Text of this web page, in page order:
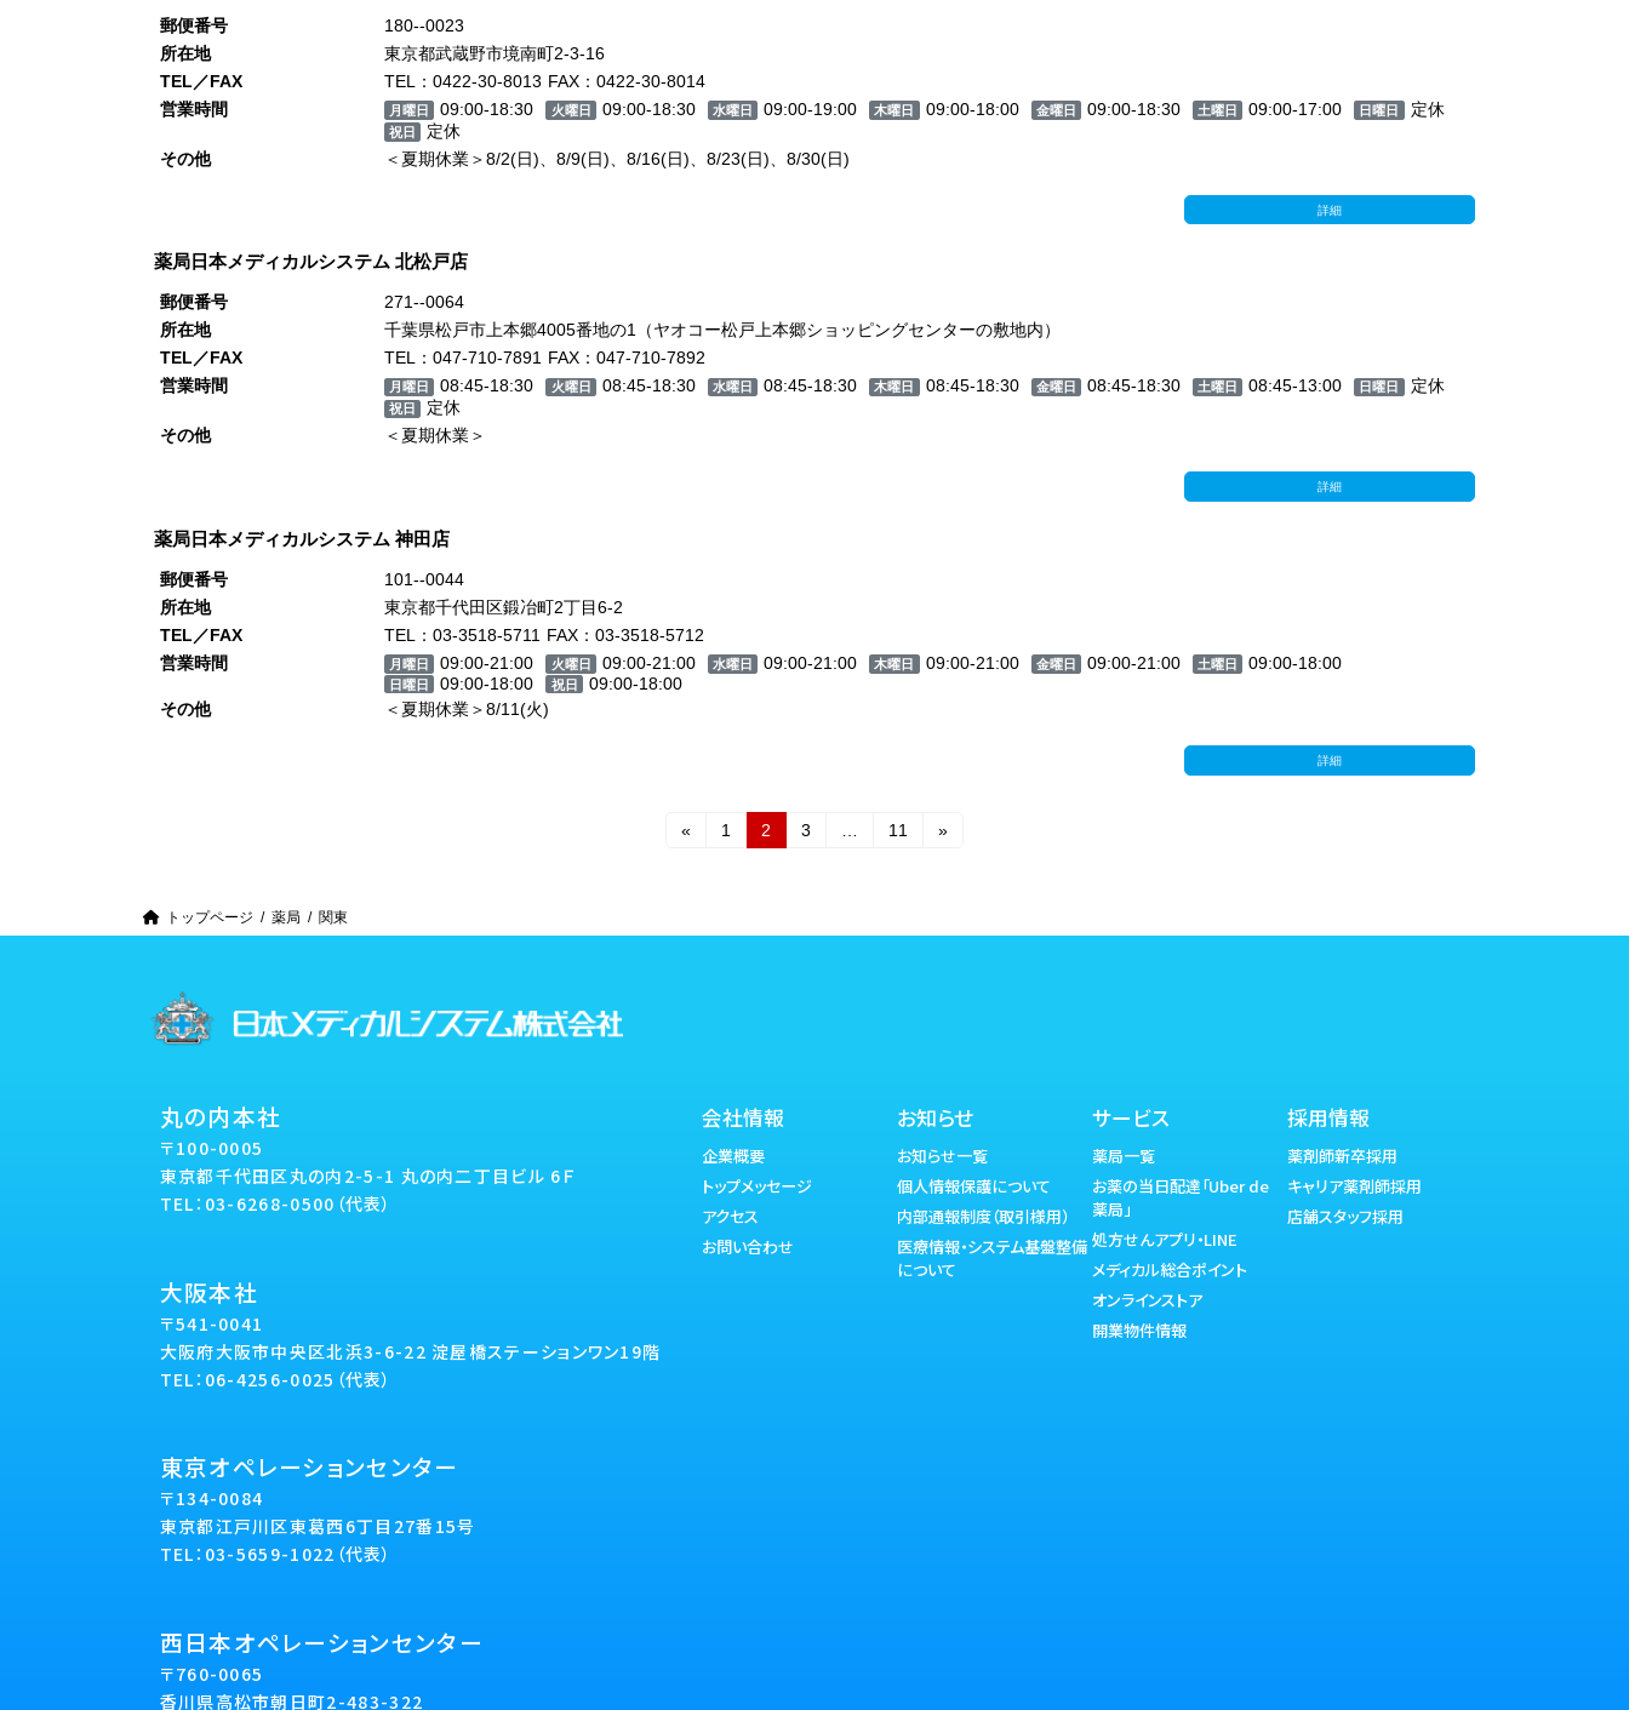
郵便番号
180--0023
所在地
東京都武蔵野市境南町2-3-16
TEL／FAX
TEL：0422-30-8013 FAX：0422-30-8014
営業時間
月曜日 09:00-18:30 火曜日 09:00-18:30 水曜日 09:00-19:00 木曜日 09:00-18:00 金曜日 09:00-18:30 土曜日 09:00-17:00 日曜日 定休
祝日
定休
その他
＜夏期休業＞8/2(日)、8/9(日)、8/16(日)、8/23(日)、8/30(日)
詳細
薬局日本メディカルシステム 北松戸店
郵便番号
271--0064
所在地
千葉県松戸市上本郷4005番地の1（ヤオコー松戸上本郷ショッピングセンターの敷地内）
TEL／FAX
TEL：047-710-7891 FAX：047-710-7892
営業時間
月曜日 08:45-18:30 火曜日 08:45-18:30 水曜日 08:45-18:30 木曜日 08:45-18:30 金曜日 08:45-18:30 土曜日 08:45-13:00 日曜日 定休
祝日
定休
その他
＜夏期休業＞
詳細
薬局日本メディカルシステム 神田店
郵便番号
101--0044
所在地
東京都千代田区鍛冶町2丁目6-2
TEL／FAX
TEL：03-3518-5711 FAX：03-3518-5712
営業時間
月曜日 09:00-21:00 火曜日 09:00-21:00 水曜日 09:00-21:00 木曜日 09:00-21:00 金曜日 09:00-21:00 土曜日 09:00-18:00
日曜日 09:00-18:00 祝日
09:00-18:00
その他
＜夏期休業＞8/11(火)
詳細
ペ
ー
り
«
固1
固
定
2
固
3
固
11 »
トップページ 薬局 関東
丸の内本社
〒100-0005
東京都千代田区丸の内2-5-1 丸の内二丁目ビル 6Ｆ
TEL：03-6268-0500（代表）
大阪本社
〒541-0041
大阪府大阪市中央区北浜3-6-22 淀屋橋ステーションワン19階
TEL：06-4256-0025（代表）
東京オペレーションセンター
〒134-0084
東京都江戸川区東葛西6丁目27番15号
TEL：03-5659-1022（代表）
西日本オペレーションセンター
〒760-0065
香川県高松市朝日町2-483-322
会社情報
企業概要
トップメッセージ
アクセス
お問い合わせ
お知らせ
お知らせ一覧
個人情報保護について
内部通報制度（取引様用）
医療情報・システム基盤整備
について
サービス
薬局一覧
お薬の当日配達「Uber de
薬局」
処方せんアプリ・LINE
メディカル総合ポイント
オンラインストア
開業物件情報
採用情報
薬剤師新卒採用
キャリア薬剤師採用
店舗スタッフ採用